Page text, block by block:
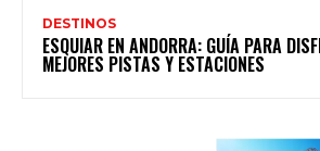
DESTINOS
ESQUIAR EN ANDORRA: GUÍA PARA
MEJORES PISTAS Y ESTACIONES